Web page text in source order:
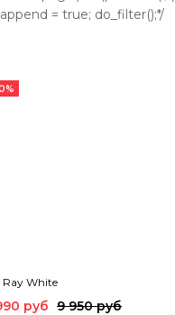
append = true; do_filter();*/
Ray White
руб 9 950 руб